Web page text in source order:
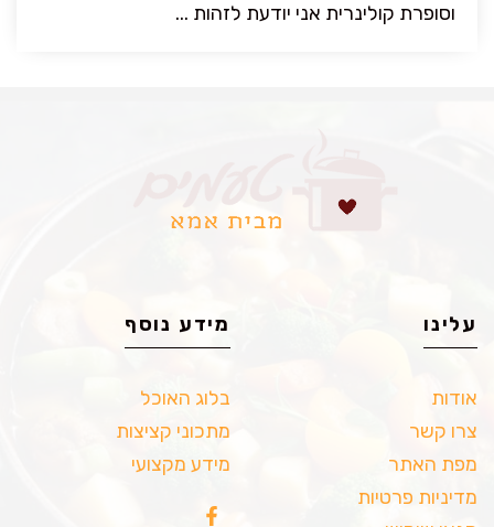
וסופרת קולינרית אני יודעת לזהות ...
עלינו
אודות
צרו קשר
מפת האתר
מדיניות פרטיות
מידע נוסף
בלוג האוכל
מתכוני קציצות
מידע מקצועי